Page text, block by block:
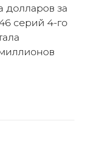
долларов за
серий 4-го